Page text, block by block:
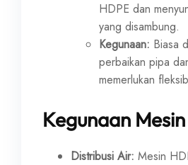
HDPE dan
yang disambung.
Kegunaan: Biasa
perbaikan pipa
memerlukan
Kegunaan
Distribusi Air: Mesin